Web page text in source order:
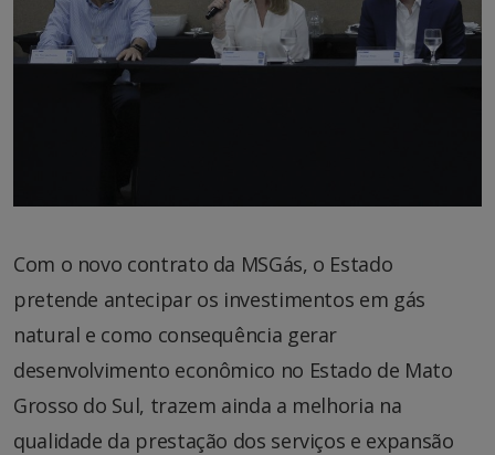
Com o novo contrato da MSGás, o Estado
pretende antecipar os investimentos em gás
natural e como consequência gerar
desenvolvimento econômico no Estado de Mato
Grosso do Sul, trazem ainda a melhoria na
qualidade da prestação dos serviços e expansão